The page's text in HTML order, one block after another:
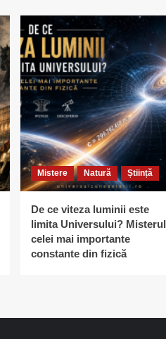
Mistere Natură Știință
De ce viteza luminii este
limita Universului? Misterul
celei mai importante
constante din fizică